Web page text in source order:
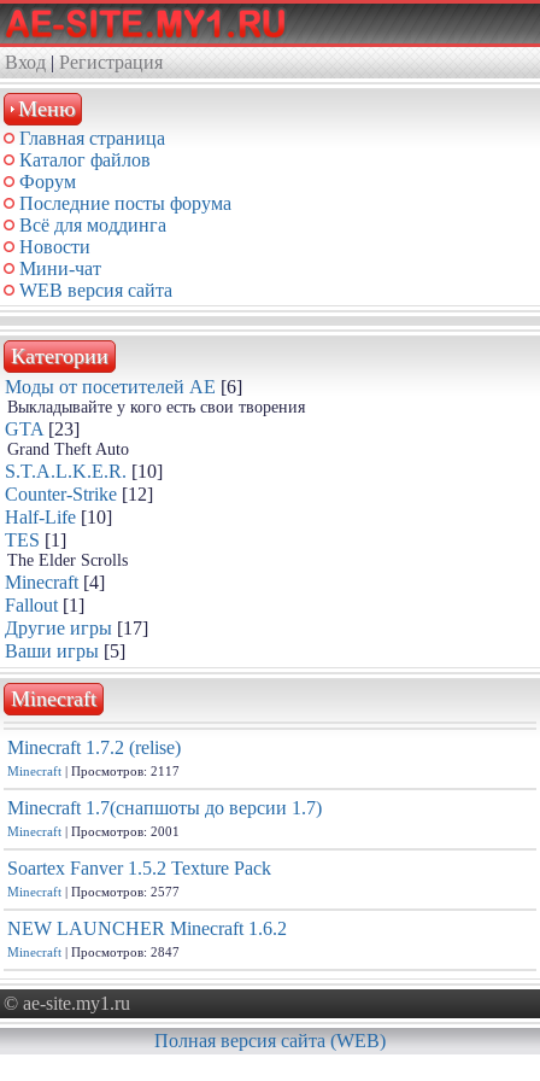
Вход | Регистрация
Меню
Главная страница
Каталог файлов
Форум
Последние посты форума
Всё для моддинга
Новости
Мини-чат
WEB версия сайта
Категории
Моды от посетителей АЕ [6]
Выкладывайте у кого есть свои творения
GTA [23]
Grand Theft Auto
S.T.A.L.K.E.R. [10]
Counter-Strike [12]
Half-Life [10]
TES [1]
The Elder Scrolls
Minecraft [4]
Fallout [1]
Другие игры [17]
Ваши игры [5]
Minecraft
Minecraft 1.7.2 (relise)
Minecraft | Просмотров: 2117
Minecraft 1.7(снапшоты до версии 1.7)
Minecraft | Просмотров: 2001
Soartex Fanver 1.5.2 Texture Pack
Minecraft | Просмотров: 2577
NEW LAUNCHER Minecraft 1.6.2
Minecraft | Просмотров: 2847
© ae-site.my1.ru
Полная версия сайта (WEB)